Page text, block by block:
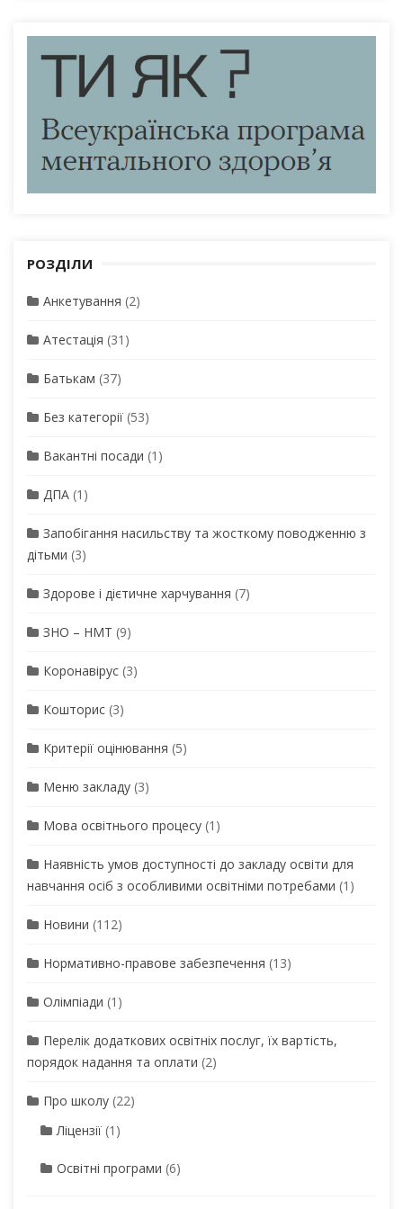
РОЗДІЛИ
Анкетування (2)
Атестація (31)
Батькам (37)
Без категорії (53)
Вакантні посади (1)
ДПА (1)
Запобігання насильству та жосткому поводженню з
дітьми (3)
Здорове і дієтичне харчування (7)
ЗНО – НМТ (9)
Коронавірус (3)
Кошторис (3)
Критерії оцінювання (5)
Меню закладу (3)
Мова освітнього процесу (1)
Наявність умов доступності до закладу освіти для
навчання осіб з особливими освітніми потребами (1)
Новини (112)
Нормативно-правове забезпечення (13)
Олімпіади (1)
Перелік додаткових освітніх послуг, їх вартість,
порядок надання та оплати (2)
Про школу (22)
Ліцензії (1)
Освітні програми (6)